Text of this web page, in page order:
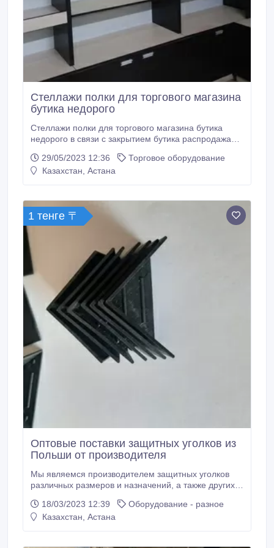
Стеллажи полки для торгового магазина
бутика недорого
Стеллажи полки для торгового магазина бутика
недорого в связи с закрытием бутика распродажа
29/05/2023 12:36
Торговое оборудование
Казахстан, Астана
1 тенге 〒
Оптовые поставки защитных уголков из
Польши от производителя
Мы являемся производителем защитных уголков
различных размеров и назначений, а также других
термопластавтоматах. Защитные уголки широко
применяются в разных местах - ограды, мебель,
18/03/2023 12:39
Оборудование - разное
Казахстан, Астана